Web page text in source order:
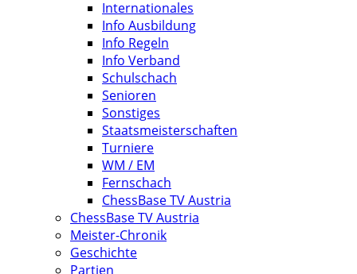
Internationales
Info Ausbildung
Info Regeln
Info Verband
Schulschach
Senioren
Sonstiges
Staatsmeisterschaften
Turniere
WM / EM
Fernschach
ChessBase TV Austria
ChessBase TV Austria
Meister-Chronik
Geschichte
Partien